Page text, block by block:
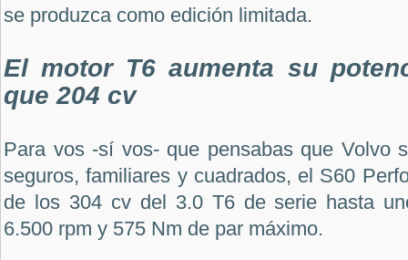
se produzca como edición limitada.
El motor T6 aumenta su
que 204 cv
Para vos -sí vos- que pensabas que Volvo
seguros, familiares y cuadrados, el S60
de los 304 cv del 3.0 T6 de serie hasta
6.500 rpm y 575 Nm de par máximo.